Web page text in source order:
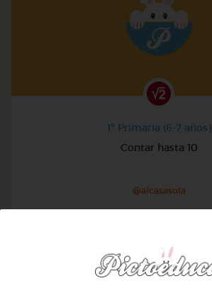
1º Primaria (6-7 años)
Contar hasta 10
@alcasasola